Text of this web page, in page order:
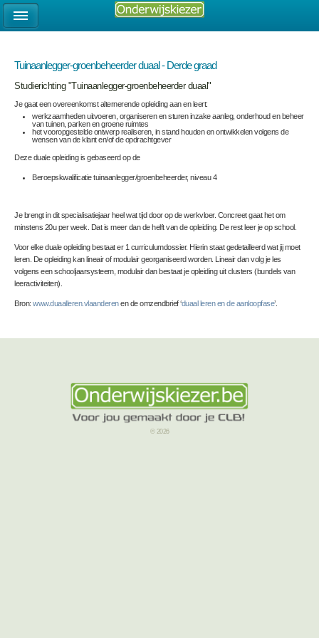
Tuinaanlegger-groenbeheerder duaal - Derde graad
Studierichting "Tuinaanlegger-groenbeheerder duaal"
Je gaat een overeenkomst alternerende opleiding aan en leert:
werkzaamheden uitvoeren, organiseren en sturen inzake aanleg, onderhoud en beheer
van tuinen, parken en groene ruimtes
het vooropgestelde ontwerp realiseren, in stand houden en ontwikkelen volgens de
wensen van de klant en/of de opdrachtgever
Deze duale opleiding is gebaseerd op de
Beroepskwalificatie tuinaanlegger/groenbeheerder, niveau 4
Je brengt in dit specialisatiejaar heel wat tijd door op de werkvloer. Concreet gaat het om
minstens 20u per week. Dat is meer dan de helft van de opleiding. De rest leer je op school.
Voor elke duale opleiding bestaat er 1 curriculumdossier. Hierin staat gedetailleerd wat jij moet
leren. De opleiding kan lineair of modulair georganiseerd worden. Lineair dan volg je les
volgens een schooljaarsysteem, modulair dan bestaat je opleiding uit clusters (bundels van
leeractiviteiten).
Bron: www.duaalleren.vlaanderenen de omzendbrief ‘duaal leren en de aanloopfase’.
© 2026